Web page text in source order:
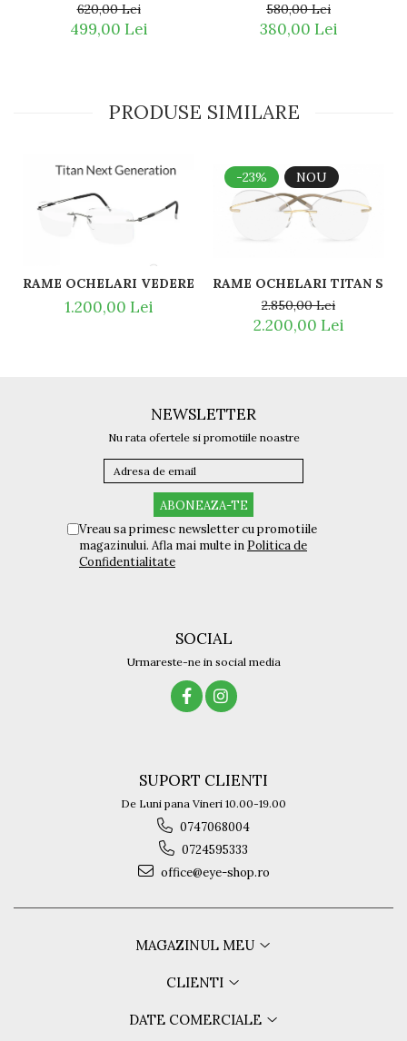
620,00 Lei
499,00 Lei
580,00 Lei
380,00 Lei
PRODUSE SIMILARE
RAME OCHELARI VEDERE TITAN SILHOUETTE 5521 EZ
1.200,00 Lei
-23% NOU
RAME OCHELARI TITAN
2.850,00 Lei
2.200,00 Lei
NEWSLETTER
Nu rata ofertele si promotiile noastre
Vreau sa primesc newsletter cu promotiile
magazinului. Afla mai multe in Politica de
Confidentialitate
SOCIAL
Urmareste-ne in social media
SUPORT CLIENTI
De Luni pana Vineri 10.00-19.00
0747068004
0724595333
office@eye-shop.ro
MAGAZINUL MEU
CLIENTI
DATE COMERCIALE